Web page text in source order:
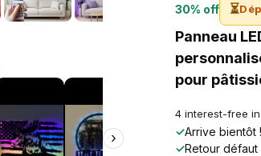
›
30% off ⏳
Panneau
pour
4 interest-free
✓Arrive bientôt
✓Retour